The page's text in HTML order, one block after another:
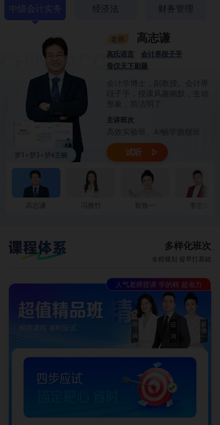
中级会计实务 经济法 财务管理
老师 高志谦
高氏语言
会计界段子手
母仪天下刷题
会计学博士，副教授。会计界
段子手，授课风趣幽默，生动
形象，简洁明了
主讲班次
高效实验班、AI畅学旗舰班
试听
高志谦 冯雅竹 靳焕一 李忠魁
多样化班次
全程规划 提早打基础
精简课程 省时应试
人气老师授课 学的精 超省力